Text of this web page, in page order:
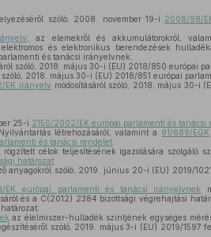
szóló, 2008. november 19-i 2008/98/
az elemekről és akkumulátorokról,
és elektronikus berendezések
és tanácsi irányelvnek;
szóló, 2018. május 30-i (EU) 2018/850 európai
szóló, 2018. május 30-i (EU) 2018/851 európai
EK irányelv módosításáról szóló, 2018. május 30-i
25-i 2150/2002/EK európai parlamenti és tanácsi
létrehozásáról, valamint a 91/689/EGK
és tanácsi rendelet;
rögzített célok teljesítésének igazolására szolgáló
határozat
anyagokról szóló, 2019. június 20-i (EU) 2019/
EK európai parlamenti és tanácsi irányelvnek
és a C(2012) 2384 bizottsági végrehajtási
az élelmiszer-hulladék szintjének egységes
szóló, 2019. május 3-i (EU) 2019/1597